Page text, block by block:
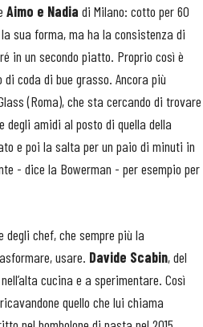
Aimo e Nadia di Milano: cotto per 60
sua forma, ma ha la consistenza di
in un secondo piatto. Proprio così è
coda di bue grasso. Ancora più
(Roma), che sta cercando di trovare
amidi al posto di quella della
e poi la salta per un paio di minuti in
- dice la Bowerman - per esempio per
chef, che sempre più la
usare. Davide Scabin, del
cucina e a sperimentare. Così
quello che lui chiama